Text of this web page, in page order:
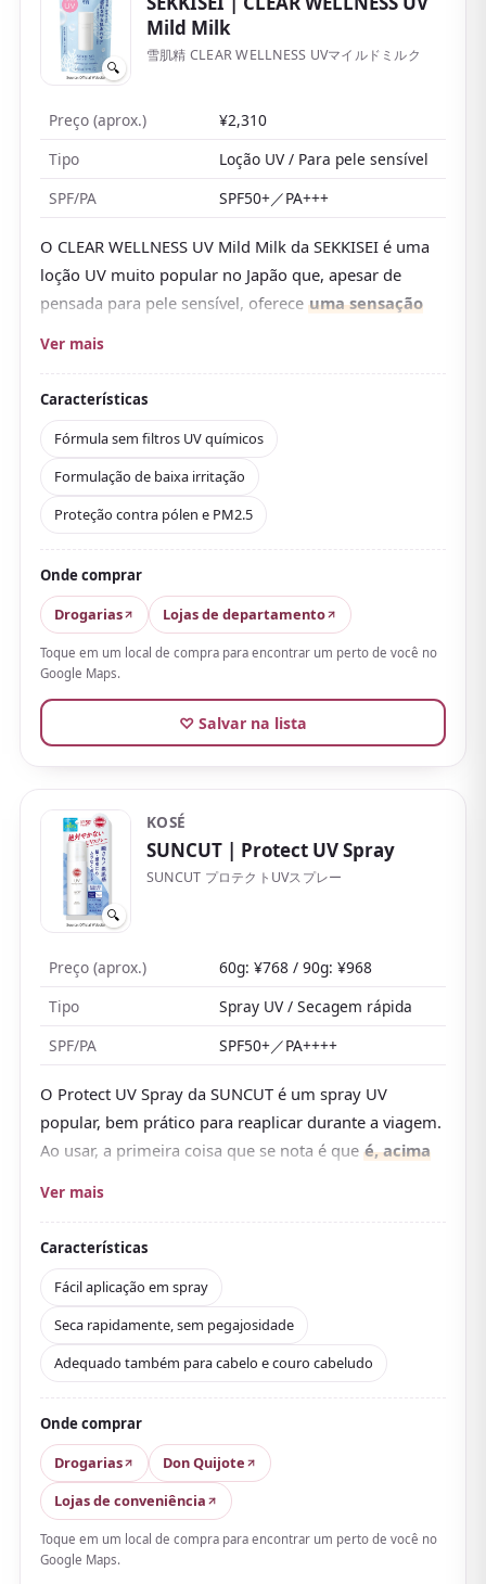
🔍
Mild Milk
雪肌精 CLEAR WELLNESS UVマイルドミルク
Preço (aprox.)
¥2,310
Tipo
Loção UV / Para pele sensível
SPF/PA
SPF50+／PA+++
O CLEAR WELLNESS UV Mild Milk da SEKKISEI é uma
loção UV muito popular no Japão que, apesar de
pensada para pele sensível, oferece uma sensação
(mineral), não é pesada.
Os protetores para pele sensível às vezes deixam
efeito esbranquiçado ou repuxam, mas este produto
espalha-se com relativa suavidade e adere bem à
pele. Com SPF50+／PA+++, protege de forma firme e
serve tanto para o rosto quanto para o corpo.
Além disso, a formulação de baixa irritação é bem
cuidada (sem filtros UV químicos, sem álcool, sem
perfume, sem corantes), então usa-se com conforto
mesmo quando a pele está instável. Também leva em
conta micropartículas como pólen, PM2.5 e poeira,
então serve para quem se preocupa com mudanças
ambientais durante uma viagem pelo Japão.
Ver mais
Características
Fórmula sem filtros UV químicos
Formulação de baixa irritação
Proteção contra pólen e PM2.5
Onde comprar
Drogarias
Lojas de departamento
Toque em um local de compra para encontrar um perto de você no
Google Maps.
♡ Salvar na lista
🔍
KOSÉ
SUNCUT | Protect UV Spray
SUNCUT プロテクトUVスプレー
Preço (aprox.)
60g: ¥768 / 90g: ¥968
Tipo
Spray UV / Secagem rápida
SPF/PA
SPF50+／PA++++
O Protect UV Spray da SUNCUT é um spray UV
popular, bem prático para reaplicar durante a viagem.
Ao usar, a primeira coisa que se nota é que é, acima
Por ser em spray,usa-se sem sujar as mãos, então
dá para reforçar a proteção rapidamente mesmo na
rua, bem prático. Com SPF50+／PA++++, oferece uma
proteção bem firme também para reaplicação.
Além disso, por ser de secagem rápida, gruda pouco e
aplica-se bem em áreas difíceis como cabelo, couro
cabeludo ou nuca, o que é um charme. Também pode
ser usado por cima da maquiagem, então combina
bem com os longos dias de passeio de uma viagem
pelo Japão.
Ver mais
Características
Fácil aplicação em spray
Seca rapidamente, sem pegajosidade
Adequado também para cabelo e couro cabeludo
Onde comprar
Drogarias
Don Quijote
Lojas de conveniência
Toque em um local de compra para encontrar um perto de você no
Google Maps.